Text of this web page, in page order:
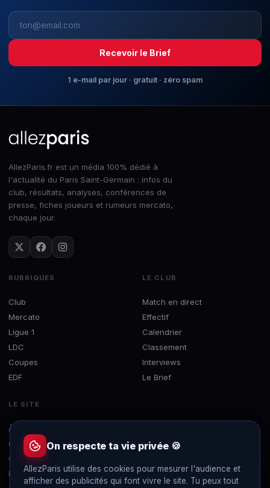
Recevoir le Brief
1 e-mail par jour · gratuit · zéro spam
AllezParis.fr est un média 100% dédié à
l'actualité du Paris Saint-Germain : infos du
club, résultats, analyses, conférences de
presse, fiches joueurs et rumeurs mercato,
chaque jour.
RUBRIQUES
Club
Mercato
Ligue 1
LDC
Coupes
EDF
LE CLUB
Match en direct
Effectif
Calendrier
Classement
Interviews
Le Brief
LE SITE
À propos
Concours
Contact
Mentions légales
On respecte ta vie privée 🍪
AllezParis utilise des cookies pour mesurer l'audience et
afficher des publicités qui font vivre le site. Tu peux tout